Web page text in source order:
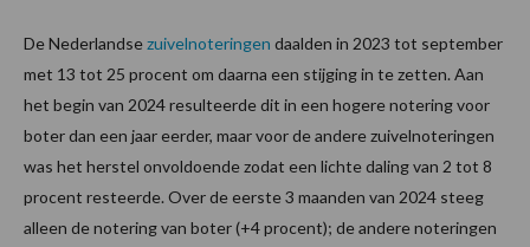
De Nederlandsezuivelnoteringen daalden in 2023 tot september
met 13 tot 25 procent om daarna een stijging in te zetten. Aan
het begin van 2024 resulteerde dit in een hogere notering voor
boter dan een jaar eerder, maar voor de andere zuivelnoteringen
was het herstel onvoldoende zodat een lichte daling van 2 tot 8
procent resteerde. Over de eerste 3 maanden van 2024 steeg
alleen de notering van boter (+4 procent); de andere noteringen